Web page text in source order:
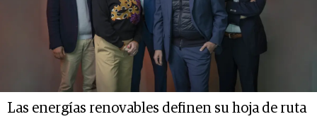
Las energías renovables definen su hoja de ruta